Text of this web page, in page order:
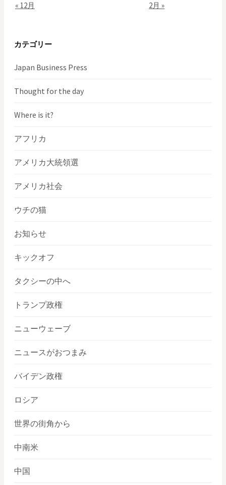
« 12月 2月 »
カテゴリー
Japan Business Press
Thought for the day
Where is it?
アフリカ
アメリカ大統領選
アメリカ社会
ウチの猫
お知らせ
キックオフ
タクシーの中へ
トランプ政権
ニューウェーブ
ニュースがおつまみ
バイデン政権
ロシア
世界の街角から
中南米
中国